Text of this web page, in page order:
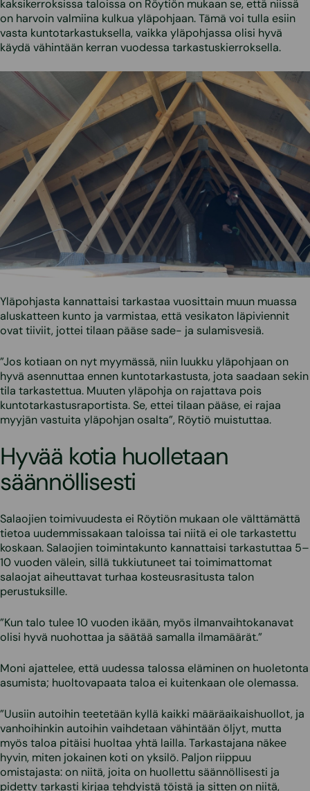
kaksikerroksissa taloissa on Röytiön mukaan se, että niissä
on harvoin valmiina kulkua yläpohjaan. Tämä voi tulla esiin
vasta kuntotarkastuksella, vaikka yläpohjassa olisi hyvä
käydä vähintään kerran vuodessa tarkastuskierroksella.
Yläpohjasta kannattaisi tarkastaa vuosittain muun muassa
aluskatteen kunto ja varmistaa, että vesikaton läpiviennit
ovat tiiviit, jottei tilaan pääse sade- ja sulamisvesiä.
”Jos kotiaan on nyt myymässä, niin luukku yläpohjaan on
hyvä asennuttaa ennen kuntotarkastusta, jota saadaan sekin
tila tarkastettua. Muuten yläpohja on rajattava pois
kuntotarkastusraportista. Se, ettei tilaan pääse, ei rajaa
myyjän vastuita yläpohjan osalta”, Röytiö muistuttaa.
Hyvää kotia huolletaan
säännöllisesti
Salaojien toimivuudesta ei Röytiön mukaan ole välttämättä
tietoa uudemmissakaan taloissa tai niitä ei ole tarkastettu
koskaan. Salaojien toimintakunto kannattaisi tarkastuttaa 5–
10 vuoden välein, sillä tukkiutuneet tai toimimattomat
salaojat aiheuttavat turhaa kosteusrasitusta talon
perustuksille.
”Kun talo tulee 10 vuoden ikään, myös ilmanvaihtokanavat
olisi hyvä nuohottaa ja säätää samalla ilmamäärät.”
Moni ajattelee, että uudessa talossa eläminen on huoletonta
asumista; huoltovapaata taloa ei kuitenkaan ole olemassa.
”Uusiin autoihin teetetään kyllä kaikki määräaikaishuollot, ja
vanhoihinkin autoihin vaihdetaan vähintään öljyt, mutta
myös taloa pitäisi huoltaa yhtä lailla. Tarkastajana näkee
hyvin, miten jokainen koti on yksilö. Paljon riippuu
omistajasta: on niitä, joita on huollettu säännöllisesti ja
pidetty tarkasti kirjaa tehdyistä töistä ja sitten on niitä,